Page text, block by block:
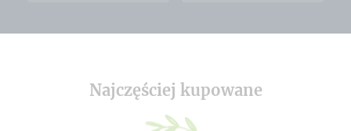
Najczęściej kupowane